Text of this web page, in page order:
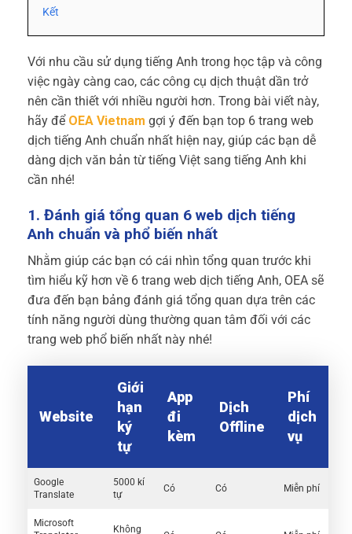
Kết
Với nhu cầu sử dụng tiếng Anh trong học tập và công
việc ngày càng cao, các công cụ dịch thuật dần trở
nên cần thiết với nhiều người hơn. Trong bài viết này,
hãy để OEA Vietnam gợi ý đến bạn top 6 trang web
dịch tiếng Anh chuẩn nhất hiện nay, giúp các bạn dễ
dàng dịch văn bản từ tiếng Việt sang tiếng Anh khi
cần nhé!
1. Đánh giá tổng quan 6 web dịch tiếng
Anh chuẩn và phổ biến nhất
Nhằm giúp các bạn có cái nhìn tổng quan trước khi
tìm hiểu kỹ hơn về 6 trang web dịch tiếng Anh, OEA sẽ
đưa đến bạn bảng đánh giá tổng quan dựa trên các
tính năng người dùng thường quan tâm đối với các
trang web phổ biến nhất này nhé!
Website
Giới
hạn
ký
tự
App
đi
kèm
Dịch
Offline
Phí
dịch
vụ
Google
Translate
5000 kí
tự
Có Có Miễn phí
Microsoft
Không